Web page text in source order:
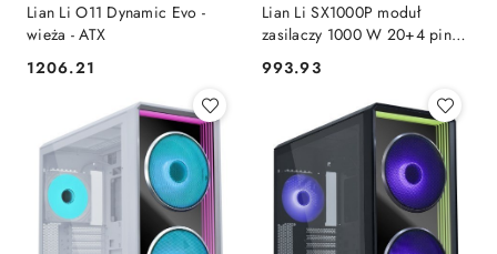
Lian Li O11 Dynamic Evo -
wieża - ATX
Cena:
1206.21
Lian Li SX1000P moduł
zasilaczy 1000 W 20+4 pin
ATX ATX Biały LIAN LI
Cena:
993.93